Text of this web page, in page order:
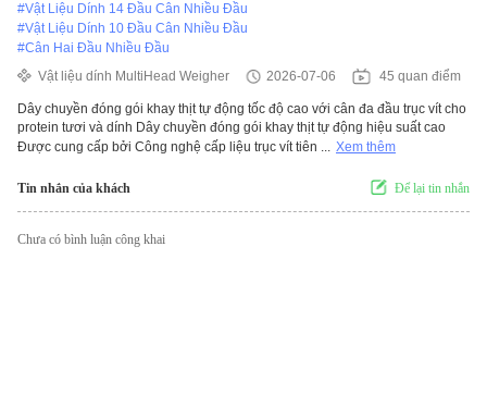
#Vật Liệu Dính 14 Đầu Cân Nhiều Đầu
#Vật Liệu Dính 10 Đầu Cân Nhiều Đầu
#Cân Hai Đầu Nhiều Đầu
Vật liệu dính MultiHead Weigher
2026-07-06 45 quan điểm
Dây chuyền đóng gói khay thịt tự động tốc độ cao với cân đa đầu trục vít cho
protein tươi và dính Dây chuyền đóng gói khay thịt tự động hiệu suất cao
Được cung cấp bởi Công nghệ cấp liệu trục vít tiên ... Xem thêm
Tin nhắn của khách Để lại tin nhắn
Chưa có bình luận công khai